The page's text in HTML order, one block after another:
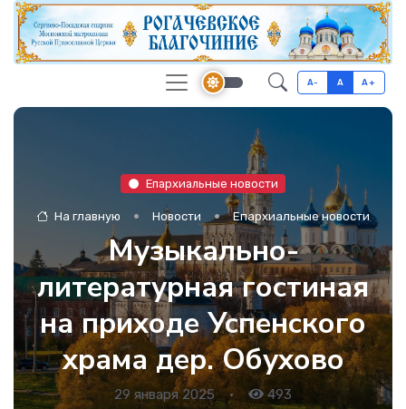
A- A A+
Епархиальные новости
На главную Новости Епархиальные новости
Музыкально-
литературная гостиная
на приходе Успенского
храма дер. Обухово
29 января 2025 • 493